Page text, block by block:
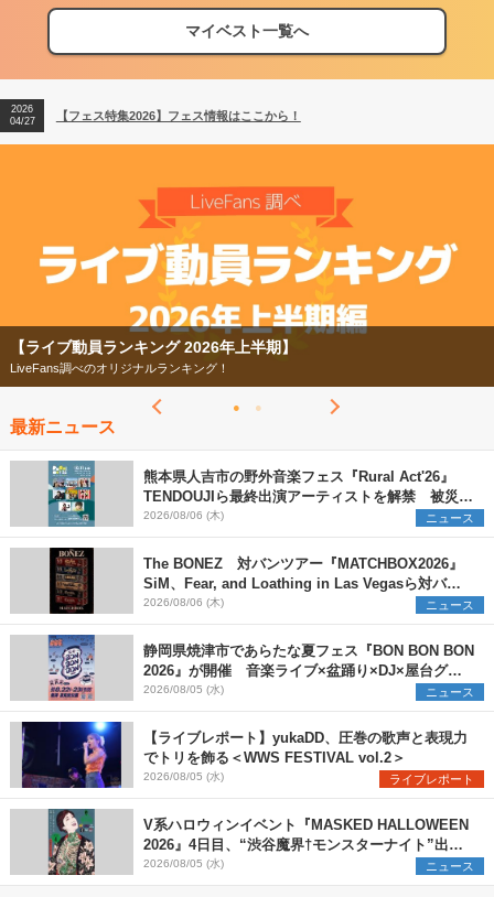
マイベスト一覧へ
【フェス特集2026】フェス情報はここから！
【ライブ動員ランキング】2026年上半期編発表！
2026
04/27
【フェス特集2026】フェス情報はここから！
2026
動員ランキング 2026年上半期】
べのオリジナルランキング！
最新ニュース
熊本県人吉市の野外音楽フェス『Rural Act'26』
TENDOUJIら最終出演アーティストを解禁 被災地
支援プロジェクトの始動も発表
2026/08/06 (木) ニュース
The BONEZ 対バンツアー『MATCHBOX2026』
SiM、Fear, and Loathing in Las Vegasら対バン
アーティストを一斉解禁
2026/08/06 (木) ニュース
静岡県焼津市であらたな夏フェス『BON BON BON
2026』が開催 音楽ライブ×盆踊り×DJ×屋台グル
メ×ランタンナイトで彩る2日間
2026/08/05 (水) ニュース
【ライブレポート】yukaDD、圧巻の歌声と表現力
でトリを飾る＜WWS FESTIVAL vol.2＞
2026/08/05 (水) ライブレポート
V系ハロウィンイベント『MASKED HALLOWEEN
2026』4日目、“渋谷魔界†モンスターナイト”出演6
組を発表
2026/08/05 (水) ニュース